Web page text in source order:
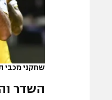
הצטרפות לחבילת
לוח דרושים –
שחקני מכבי
השדר